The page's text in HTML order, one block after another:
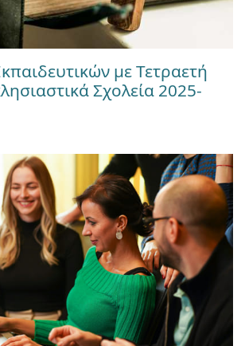
με Τετραετή
Σχολεία 2025-